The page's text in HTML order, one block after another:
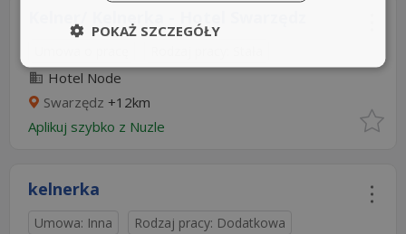
Hotel Node
Swarzędz +12km
Aplikuj szybko z Nuzle
kelnerka
Umowa: Inna Rodzaj pracy: Dodatkowa
POKAŻ SZCZEGÓŁY